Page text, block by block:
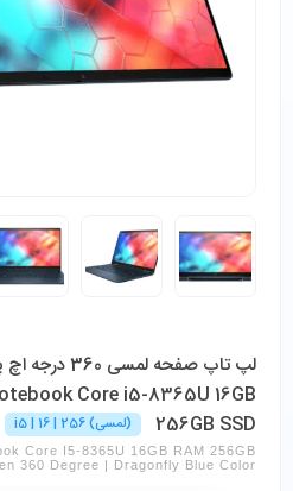
لپ تاپ صفحه
Core i5-8365U 16GB
256GB SSD
(لمسی) i5 | 16 | 256
Core I5-8365U 16GB RAM 256GB
360 Degree | Dragonfly Blue Color